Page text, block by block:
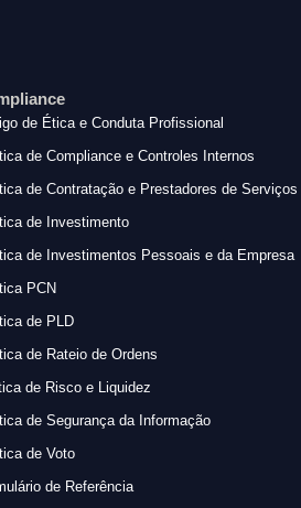
de Ética e Conduta Profissional
de Compliance e Controles Internos
de Contratação e Prestadores de Serviços
de Investimento
de Investimentos Pessoais e da Empresa
PCN
de PLD
de Rateio de Ordens
de Risco e Liquidez
de Segurança da Informação
de Voto
de Referência